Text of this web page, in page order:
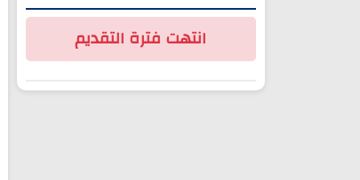
انتهت فترة التقديم